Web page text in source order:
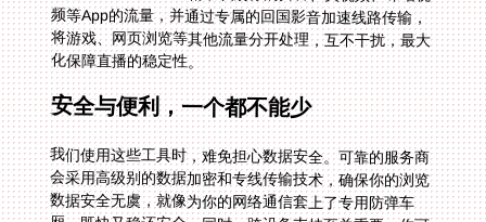
化保障直播的稳定性。
安全与便利，一个都不能少
我们使用这些工具时，难免担心数据安全。可靠的服务商
会采用高级别的数据加密和专线传输技术，确保你的浏览
数据安全无虞，就像为你的网络通信套上了专用防弹车
厢，既快又稳还安全。同时，跨设备支持至关重要。你可
以在客厅的Windows电脑上全屏观看，也可以在厨房的
iOS平板上同步收听解说，甚至用Android手机随时查看数
据统计。一人多端同时在线，让观赛体验无缝衔接，自由